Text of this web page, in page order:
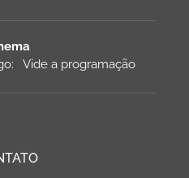
Vide a programação